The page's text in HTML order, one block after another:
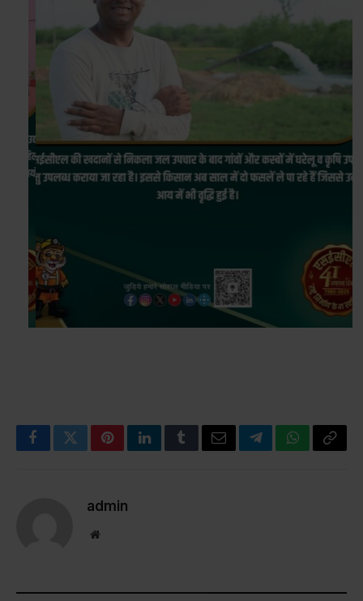
FacebookTwitterPinterestLinkedInTumblrEmailTelegramWhatsApp
Copy
admin
Website